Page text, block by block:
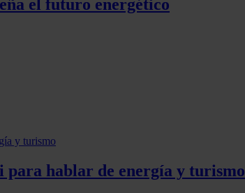
el futuro energético
para hablar de energía y turismo